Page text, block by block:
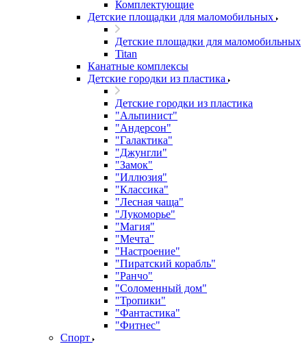
Комплектующие
Детские площадки для маломобильных
Детские площадки для маломобильных
Titan
Канатные комплексы
Детские городки из пластика
Детские городки из пластика
"Альпинист"
"Андерсон"
"Галактика"
"Джунгли"
"Замок"
"Иллюзия"
"Классика"
"Лесная чаща"
"Лукоморье"
"Магия"
"Мечта"
"Настроение"
"Пиратский корабль"
"Ранчо"
"Соломенный дом"
"Тропики"
"Фантастика"
"Фитнес"
Спорт